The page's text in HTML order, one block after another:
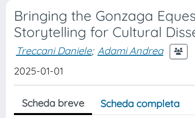
Bringing the Gonzaga
Storytelling for Cultural
Treccani Daniele; Adami Andrea
2025-01-01
Scheda breve Scheda completa